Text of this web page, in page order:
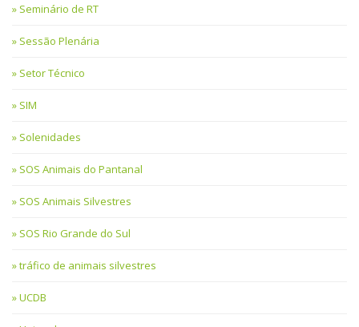
Seminário de RT
Sessão Plenária
Setor Técnico
SIM
Solenidades
SOS Animais do Pantanal
SOS Animais Silvestres
SOS Rio Grande do Sul
tráfico de animais silvestres
UCDB